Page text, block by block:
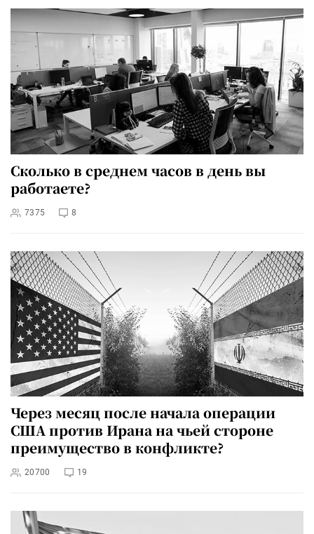
Сколько в среднем часов в день вы
работаете?
7375 8
Через месяц после начала операции
США против Ирана на чьей стороне
преимущество в конфликте?
20700 19